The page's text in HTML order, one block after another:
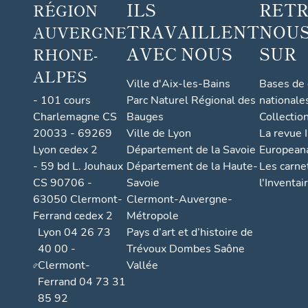
b,
actuell
ement
logeme
nt
RÉGION
AUVERGNE
RHONE-
ALPES
- 101 cours
Charlemagne CS
20033 - 69269
Lyon cedex 2
- 59 bd L. Jouhaux
CS 90706 -
63050 Clermont-
Ferrand cedex 2
Lyon 04 26 73
40 00 -
Clermont-
Ferrand 04 73 31
85 92
ILS
TRAVAILLENT
AVEC NOUS
Ville d'Aix-les-Bains
Parc Naturel Régional des
Bauges
Ville de Lyon
Département de la Savoie
Département de la Haute-
Savoie
Clermont-Auvergne-
Métropole
Pays d’art et d’histoire de
Trévoux Dombes Saône
Vallée
SUR
Bases
La revue
Les